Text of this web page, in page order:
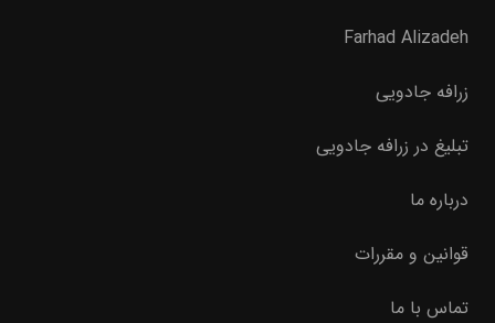
Farhad Alizadeh
زرافه جادویی
تبلیغ در زرافه جادویی
درباره ما
قوانین و مقررات
تماس با ما